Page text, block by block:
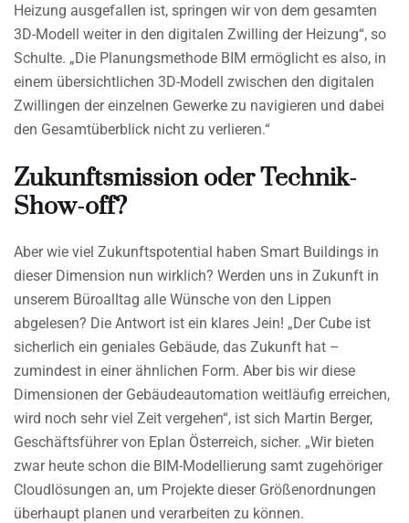
Heizung ausgefallen ist, springen wir von dem gesamten
3D-Modell weiter in den digitalen Zwilling der Heizung“, so
Schulte. „Die Planungsmethode BIM ermöglicht es also, in
einem übersichtlichen 3D-Modell zwischen den digitalen
Zwillingen der einzelnen Gewerke zu navigieren und dabei
den Gesamtüberblick nicht zu verlieren.“
Zukunftsmission oder Technik-
Show-off?
Aber wie viel Zukunftspotential haben Smart Buildings in
dieser Dimension nun wirklich? Werden uns in Zukunft in
unserem Büroalltag alle Wünsche von den Lippen
abgelesen? Die Antwort ist ein klares Jein! „Der Cube ist
sicherlich ein geniales Gebäude, das Zukunft hat –
zumindest in einer ähnlichen Form. Aber bis wir diese
Dimensionen der Gebäudeautomation weitläufig erreichen,
wird noch sehr viel Zeit vergehen“, ist sich Martin Berger,
Geschäftsführer von Eplan Österreich, sicher. „Wir bieten
zwar heute schon die BIM-Modellierung samt zugehöriger
Cloudlösungen an, um Projekte dieser Größenordnungen
überhaupt planen und verarbeiten zu können.